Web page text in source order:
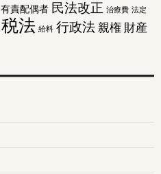
有責配偶者 民法改正 治療費 法定
税法 給料 行政法 親権 財産